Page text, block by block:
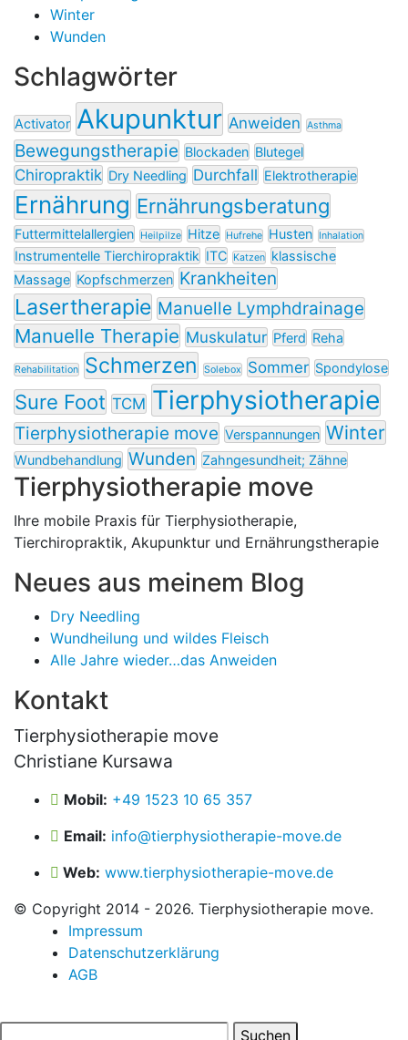
Winter
Wunden
Schlagwörter
Activator Akupunktur Anweiden Asthma
Bewegungstherapie Blockaden Blutegel
Chiropraktik Dry Needling Durchfall Elektrotherapie
Ernährung Ernährungsberatung
Futtermittelallergien Heilpilze Hitze Hufrehe Husten Inhalation
Instrumentelle Tierchiropraktik ITC Katzen
klassische
Massage Kopfschmerzen Krankheiten
Lasertherapie Manuelle Lymphdrainage
Manuelle Therapie Muskulatur Pferd Reha
Rehabilitation Schmerzen Solebox Sommer Spondylose
Sure Foot TCM Tierphysiotherapie
Tierphysiotherapie move Verspannungen Winter
Wundbehandlung Wunden Zahngesundheit; Zähne
Tierphysiotherapie move
Ihre mobile Praxis für Tierphysiotherapie,
Tierchiropraktik, Akupunktur und Ernährungstherapie
Neues aus meinem Blog
Dry Needling
Wundheilung und wildes Fleisch
Alle Jahre wieder…das Anweiden
Kontakt
Tierphysiotherapie move
Christiane Kursawa
Mobil: +49 1523 10 65 357
Email: info@tierphysiotherapie-move.de
Web: www.tierphysiotherapie-move.de
© Copyright 2014 - 2026. Tierphysiotherapie move.
Impressum
Datenschutzerklärung
AGB